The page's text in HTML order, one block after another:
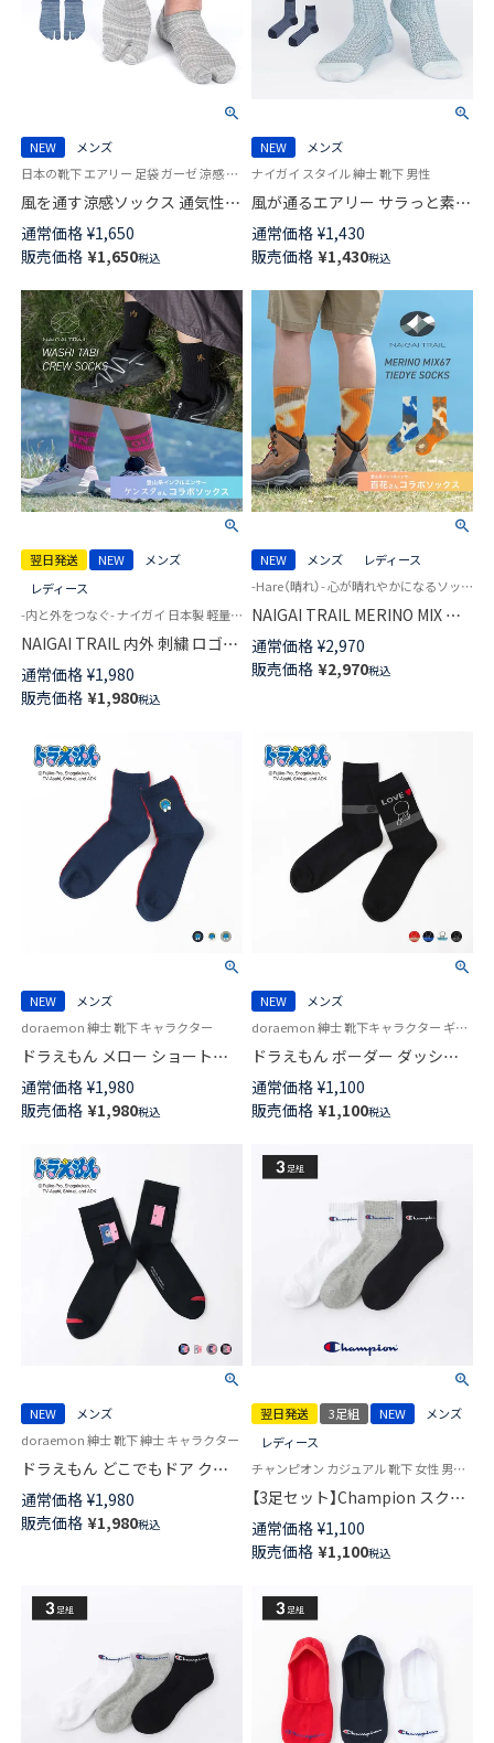
NEW
メンズ
日本の靴下 エアリー 足袋 ガーゼ 涼感 紳士 靴下 男性 ナイガイ コンフォート
風を通す涼感ソックス 通気性が
良いガーゼ編み さらっと素材
タビ型 ショート丈 ソックス メ
ンズ NAIGAI COMFORT
02302631
通常価格 ¥1,650
販売価格 ¥1,650税込
NEW
メンズ
ナイガイ スタイル 紳士 靴下 男性
風が通るエアリー サラっと素材
格子チェック ミドル丈 カジュ
アル ソックス メンズ NAIGAI
STYLE 日本製 02352621
通常価格 ¥1,430
販売価格 ¥1,430税込
翌日発送 NEW
メンズ
レディース
-内と外をつなぐ- ナイガイ 日本製 軽量 UL ウルトラライト 登山 キャンプ トレイル 和紙糸足袋ソックス
NAIGAI TRAIL 内外 刺繍 ロゴ
INOUT カットボス 和紙糸足袋
ソックス ケンスタさんコラボ
登山 ソックス メンズ レディー
90370011
通常価格 ¥1,980
販売価格 ¥1,980税込
NEW メンズ
レディース
-Hare（晴れ）- 心が晴れやかになるソックス 登山 メンズ レディース ユニセックス
NAIGAI TRAIL MERINO MIX ×
TIE DYE 登山系インフルエンサ
ー百花さんコラボソックス 足底
パイル メリノウール混 リブ タ
通常価格 ¥2,970
販売価格 ¥2,970税込
NEW
メンズ
doraemon 紳士 靴下 キャラクター
ドラえもん メロー ショート丈
カジュアル ソックス メンズ
02462204
通常価格 ¥1,980
販売価格 ¥1,980税込
NEW
メンズ
doraemon 紳士 靴下キャラクター ギフト プレゼント
ドラえもん ボーダー ダッシュ
ドラ クルー丈 カジュアル ソッ
クス メンズ 02462119
通常価格 ¥1,100
販売価格 ¥1,100税込
NEW
メンズ
doraemon 紳士 靴下 紳士 キャラクター
ドラえもん どこでもドア クル
ー丈 カジュアル ソックス メン
ズ 02462118
通常価格 ¥1,980
販売価格 ¥1,980税込
翌日発送 3足組 NEW
メンズ
レディース
チャンピオン カジュアル 靴下 女性 男性 ユニセックス
【3足セット】Champion スクリ
プトロゴ 消臭糸使用 足底パイ
ル アーチサポート ショート丈
ソックス メンズ レディース
92897503
通常価格 ¥1,100
販売価格 ¥1,100税込